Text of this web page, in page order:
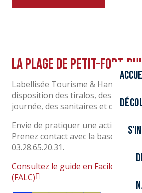
La plage de Petit-Fort-
Labellisée Tourisme & Handicap,
disposition des tiralos, des cabines
journée, des sanitaires et des
Envie de pratiquer une activité
Prenez contact avec la base
03.28.65.20.31.
Consultez le guide en Facile à Lire
(FALC)